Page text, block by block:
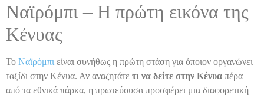
Ναϊρόμπι – Η πρώτη εικόνα της
Κένυας
Το Ναϊρόμπι είναι συνήθως η πρώτη στάση για όποιον οργανώνει
ταξίδι στην Κένυα. Αν αναζητάτε τι να δείτε στην Κένυα πέρα
από τα εθνικά πάρκα, η πρωτεύουσα προσφέρει μια διαφορετική